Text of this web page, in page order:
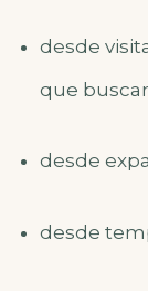
desde
que
desde
desde